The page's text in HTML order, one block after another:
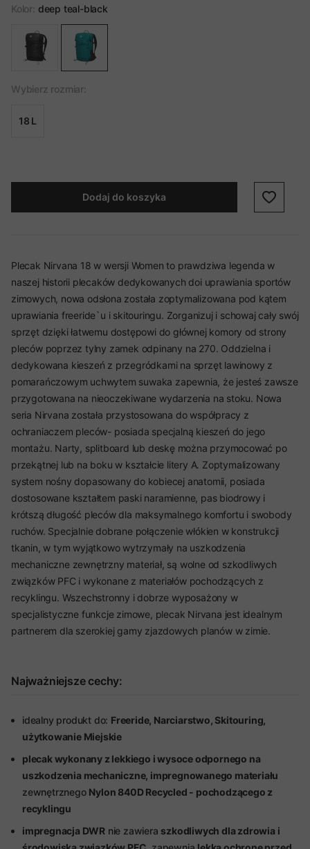
Kolor: deep teal-black
Wybierz rozmiar:
18 L
Dodaj do koszyka
Plecak Nirvana 18 w wersji Women to prawdziwa legenda w
naszej historii plecaków dedykowanych doi uprawiania sportów
zimowych, nowa odsłona została zoptymalizowana pod kątem
uprawiania freeride`u i skitouringu. Zorganizuj i schowaj cały swój
sprzęt dzięki łatwemu dostępowi do głównej komory od strony
pleców poprzez tylny zamek odpinany na 270. Oddzielna i
dedykowana kieszeń z przegródkami na sprzęt lawinowy z
pomarańczowym uchwytem suwaka zapewnia, że jesteś zawsze
przygotowana na nieoczekiwane wydarzenia na stoku. Nowa
seria Nirvana została przystosowana do współpracy z
ochraniaczem pleców- posiada specjalną kieszeń do jego
montażu. Narty, splitboard lub deskę można przymocować po
przekątnej lub na boku w kształcie litery A. Zoptymalizowany
system nośny dopasowany do kobiecej anatomii, posiada
dostosowane kształtem paski naramienne, pas biodrowy i
krótszą długość pleców dla maksymalnego komfortu i swobody
ruchów. Specjalnie dobrane połączenie włókien w konstrukcji
tkanin, w tym wyjątkowo wytrzymały na uszkodzenia
mechaniczne zewnętrzny materiał, są wolne od szkodliwych
związków PFC i wykonane z materiałów pochodzących z
recyklingu. Wszechstronny i dobrze wyposażony w
specjalistyczne funkcje zimowe, plecak Nirvana jest idealnym
partnerem dla szerokiej gamy zjazdowych planów w zimie.
Najważniejsze cechy:
idealny produkt do: Freeride, Narciarstwo, Skitouring,
użytkowanie Miejskie
plecak wykonany z lekkiego i wysoce odpornego na
uszkodzenia mechaniczne, impregnowanego materiału
zewnętrznego Nylon 840D Recycled - pochodzącego z
recyklingu
impregnacja DWR nie zawiera szkodliwych dla zdrowia i